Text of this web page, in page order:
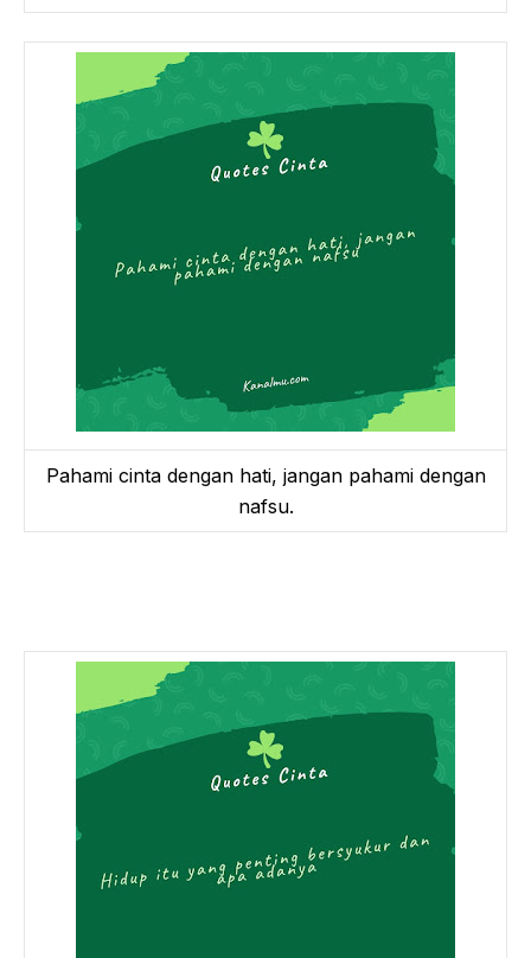
Pahami cinta dengan hati, jangan pahami dengan
nafsu.